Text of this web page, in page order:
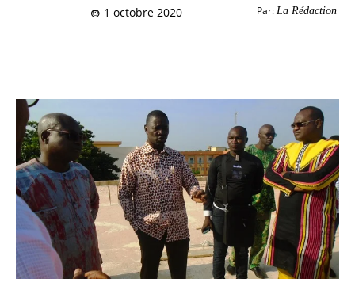
Par: La Rédaction
1 octobre 2020